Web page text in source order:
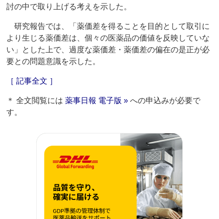
討の中で取り上げる考えを示した。
研究報告では、「薬価差を得ることを目的として取引に
より生じる薬価差は、個々の医薬品の価値を反映していな
い」とした上で、過度な薬価差・薬価差の偏在の是正が必
要との問題意識を示した。
［ 記事全文 ］
＊ 全文閲覧には薬事日報 電子版 » への申込みが必要で
す。